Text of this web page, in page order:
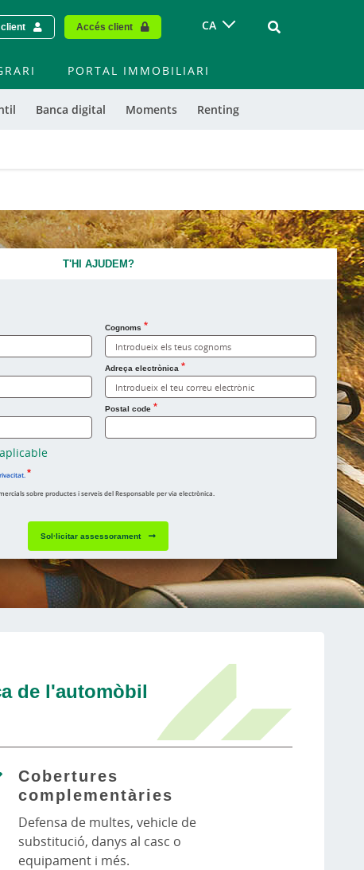
Accés client CA Vinculo -
Banca digital Moments Renting
PORTAL IMMOBILIARI
T'HI AJUDEM?
Cognoms
Adreça electrònica
Postal code
sobre productes i serveis del Responsable per via electrònica.
Sol·licitar assessorament
de l'automòbil
Cobertures
complementàries
Defensa de multes, vehicle de
substitució, danys al casc o
equipament i més.